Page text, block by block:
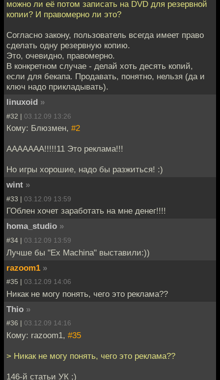
можно ли её потом записать на DVD для резервной
копии? И правомерно ли это?
Согласно закону, пользователь всегда имеет право
сделать одну резервную копию.
Это, очевидно, правомерно.
В конкретном случае - делай хоть десять копий,
если для бекапа. Продавать, понятно, нельзя (да и
ключ надо прикладывать).
linuxoid »
#32 | 03.12.09 13:26
Кому: Блюзмен, #2
ААААААА!!!!!11 Это реклама!!!
Но игры хорошие, надо бы разжиться! :)
wint »
#33 | 03.12.09 13:59
ГОблен хочет заработать на мне денег!!!!
homa_studio »
#34 | 03.12.09 13:59
Лучше бы "Ex Machina" выставили:))
razoom1 »
#35 | 03.12.09 14:06
Никак не могу понять, чего это реклама??
Thio »
#36 | 03.12.09 14:16
Кому: razoom1, #35
> Никак не могу понять, чего это реклама??
146-й статьи УК ;)